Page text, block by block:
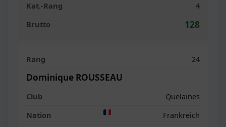
4
128
24
Dominique ROUSSEAU
Quelaines
Frankreich